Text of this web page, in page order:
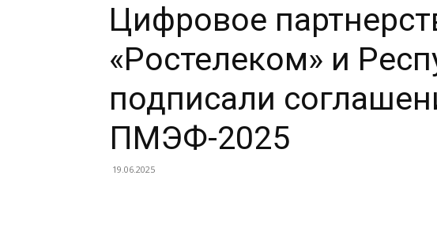
Цифровое
«Ростелеком» и
подписали
ПМЭФ-2025
19.06.2025